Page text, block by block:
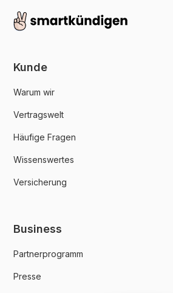
Kunde
Warum wir
Vertragswelt
Häufige Fragen
Wissenswertes
Versicherung
Business
Partnerprogramm
Presse